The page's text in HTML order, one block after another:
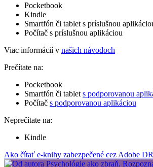
Pocketbook
Kindle
Smartfón či tablet s príslušnou
Počítač s príslušnou aplikáciou
Viac informácií v našich návodoch
Prečítate na:
Pocketbook
Smartfón či tablet s podporovanou
Počítač s podporovanou aplikáciou
Neprečítate na:
Kindle
Ako čítať e-knihy zabezpečené cez Adobe